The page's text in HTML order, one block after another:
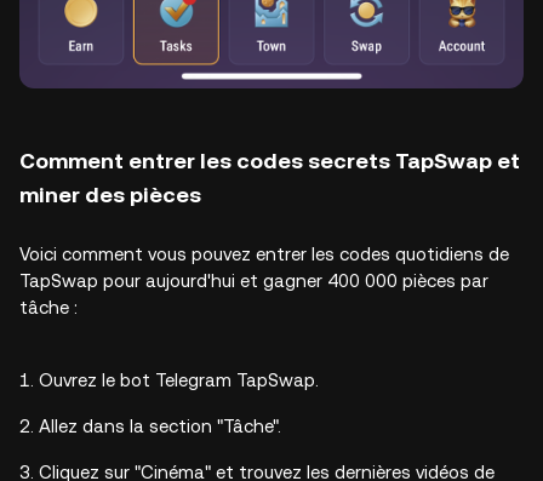
Comment entrer les codes secrets TapSwap et
miner des pièces
Voici comment vous pouvez entrer les codes quotidiens de
TapSwap pour aujourd'hui et gagner 400 000 pièces par
tâche :
Ouvrez le bot Telegram TapSwap.
Allez dans la section "Tâche".
Cliquez sur "Cinéma" et trouvez les dernières vidéos de